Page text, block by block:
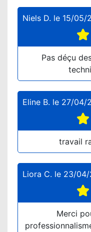
Niels D. le 15/05/
Pas déçu
Eline B. le 27/04/
travail
Liora C. le 23/04/
Merci